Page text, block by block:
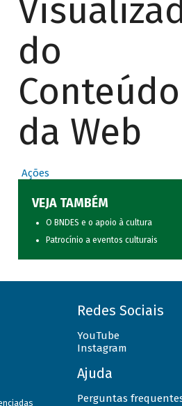
do
Conteúdo
da Web
Ações
VEJA TAMBÉM
O BNDES e o apoio à cultura
Patrocínio a eventos culturais
Redes Sociais
YouTube
Instagram
Ajuda
Perguntas